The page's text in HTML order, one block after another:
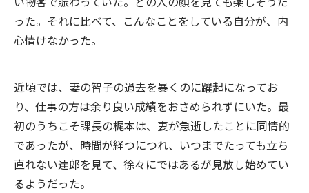
った。それに比べて、こんなことをしている自分が、内
心情けなかった。
近頃では、妻の智子の過去を暴くのに躍起になってお
り、仕事の方は余り良い成績をおさめられずにいた。最
初のうちこそ課長の梶本は、妻が急逝したことに同情的
であったが、時間が経つにつれ、いつまでたっても立ち
直れない達郎を見て、徐々にではあるが見放し始めてい
るようだった。